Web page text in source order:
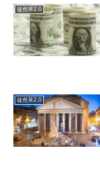
徒然草2.0
徒然草2.0